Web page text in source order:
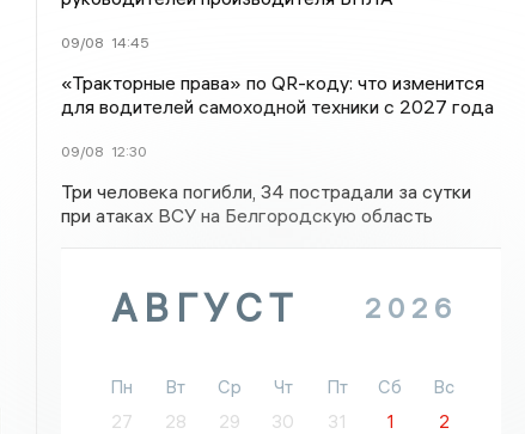
09/08 14:45
«Тракторные права» по QR-коду: что изменится
для водителей самоходной техники с 2027 года
09/08 12:30
Три человека погибли, 34 пострадали за сутки
при атаках ВСУ на Белгородскую область
АВГУСТ 2026
Пн Вт Ср Чт Пт Сб
Вс
27
28 29 30 31 1
2